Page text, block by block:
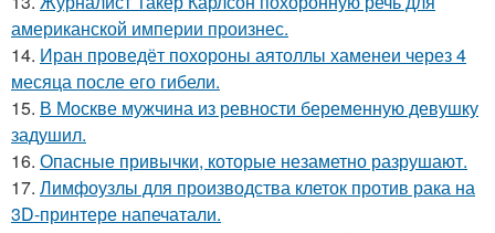
американской империи произнес.
14. Иран проведёт похороны аятоллы хаменеи через 4
месяца после его гибели.
15. В Москве мужчина из ревности беременную девушку
задушил.
16. Опасные привычки, которые незаметно разрушают.
17. Лимфоузлы для производства клеток против рака на
3D-принтере напечатали.